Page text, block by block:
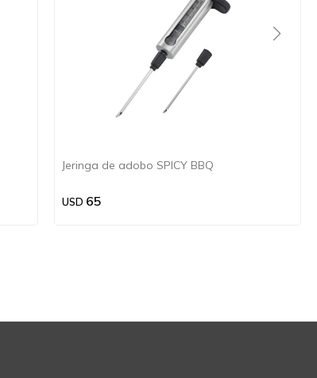
Jeringa de adobo SPICY BBQ
USD 65